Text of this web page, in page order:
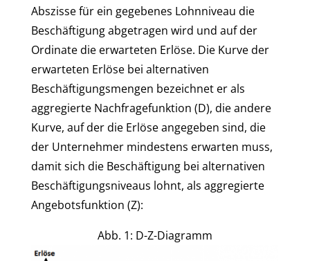
Abszisse für ein gegebenes Lohnniveau die
Beschäftigung abgetragen wird und auf der
Ordinate die erwarteten Erlöse. Die Kurve der
erwarteten Erlöse bei alternativen
Beschäftigungsmengen bezeichnet er als
aggregierte Nachfragefunktion (D), die andere
Kurve, auf der die Erlöse angegeben sind, die
der Unternehmer mindestens erwarten muss,
damit sich die Beschäftigung bei alternativen
Beschäftigungsniveaus lohnt, als aggregierte
Angebotsfunktion (Z):
Abb. 1: D-Z-Diagramm